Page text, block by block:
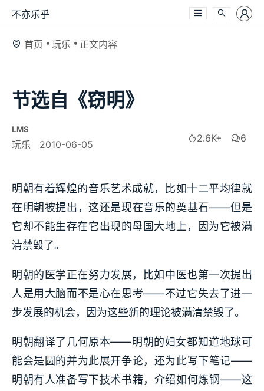
不亦乐乎
首页 玩乐 正文内容
节选自《窃明》
LMS
玩乐 2010-06-05
2.6K+ 6
明朝有着辉煌的音乐艺术成就，比如十二平均律就
在明朝被提出，这还是现在音乐的奠基石——但是
它却不能生存在它出现的母国大地上，因为它被满
清禁毁了。
明朝的医学正在努力发展，比如中医也第一次提出
人是用大脑而不是心在思考——不过它失去了进一
步发展的机会，因为这些新的理论被满清禁毁了。
明朝翻译了几何原本——明朝的妇女都知道地球可
能会是圆的并为此展开争论，还为此写下笔记——
明朝有人准备写下技术书籍，介绍如何炼钢——这